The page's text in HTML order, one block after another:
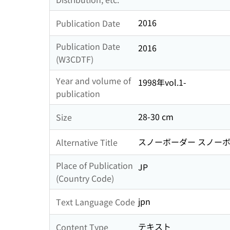
Publication Date
2016
Publication Date
(W3CDTF)
2016
Year and volume of
publication
1998年vol.1-
Size 28-30 cm
Alternative Title
スノーボーダー スノー
Place of Publication
(Country Code)
JP
Text Language Code jpn
Content Type テキスト